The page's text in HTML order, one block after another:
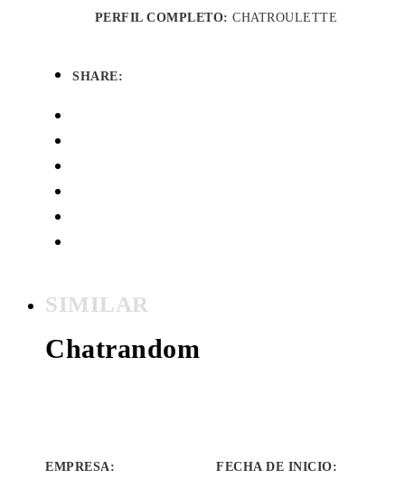
PERFIL COMPLETO:CHATROULETTE
SHARE:
SIMILAR
Chatrandom
EMPRESA: FECHA DE INICIO: